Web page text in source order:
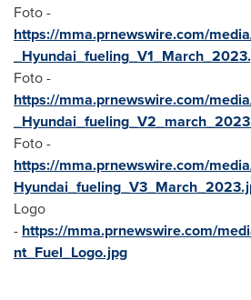
Foto -
https://mma.prnewswire.com/
Foto -
https://mma.prnewswire.com/
Foto -
https://mma.prnewswire.com/
Logo
- https://mma.prnewswire.com/
nt_Fuel_Logo.jpg